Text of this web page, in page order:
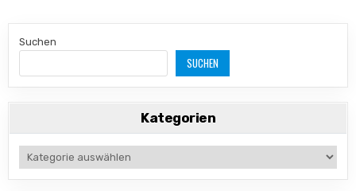
Suchen
SUCHEN
Kategorien
Kategorien